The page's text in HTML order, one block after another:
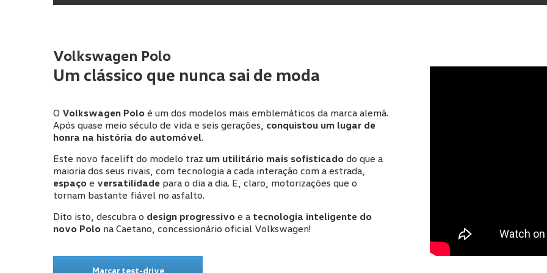
Primeiro nome*
Endereço de e-mail *
Concessionário Caetano *
Aceito a política de privacidade de dados.*
Autorizo o tratamento dos meus dados pessoais para marketing de produtos e serviços comercializados pelas
Portugal, S.A. (Caetano), pelas sociedades participadas da Salvador Caetano Auto, SGPS, S.A. e pelas
que seja adquirido, objeto de prestação de serviços, que foi experimentado ou em que mostrei interesse.
Volkswagen Polo
Um clássico que nunca sai de moda
O Volkswagen Polo é um dos modelos mais emblemáticos da marca alemã.
Após quase meio século de vida e seis gerações, conquistou um lugar de
honra na história do automóvel.
Este novo facelift do modelo traz um utilitário mais sofisticado do que a
maioria dos seus rivais, com tecnologia a cada interação com a estrada,
espaço e versatilidade para o dia a dia. E, claro, motorizações que o
tornam bastante fiável no asfalto.
Dito isto, descubra o design progressivo e a tecnologia inteligente do
novo Polo na Caetano, concessionário oficial Volkswagen!
Marcar test-drive